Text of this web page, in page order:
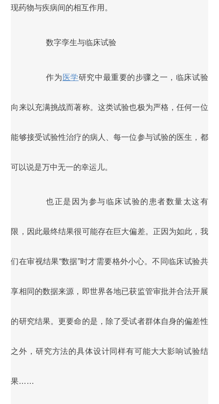
现药物与疾病间的相互作用。
数字孪生与临床试验
作为 医学研究中最重要的步骤之一，临床试验
向来以充满挑战而著称。这类试验也极为严格，任何一位
能够接受试验性治疗的病人、每一位参与试验的医生，都
可以说是万中无一的幸运儿。
也正是因为参与临床试验的患者数量太这有
限，因此最终结果很可能存在巨大偏差。正因为如此，我
们在审视结果“数据”时才需要格外小心。不同临床试验共
享相同的数据来源，即世界各地已获监管审批并合法开展
的研究结果。更要命的是，除了受试者群体自身的偏差性
之外，研究方法的具体设计同样有可能大大影响试验结
果……